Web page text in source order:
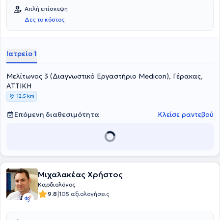
Απλή επίσκεψη
Δες το κόστος
Ιατρείο 1
Μελίτωνος 3 (Διαγνωστικό Εργαστήριο Medicon), Γέρακας,
ΑΤΤΙΚΗ
12,5 km
Επόμενη διαθεσιμότητα Κλείσε ραντεβού
Μιχαλακέας Χρήστος
Καρδιολόγος
9.8|105 αξιολογήσεις